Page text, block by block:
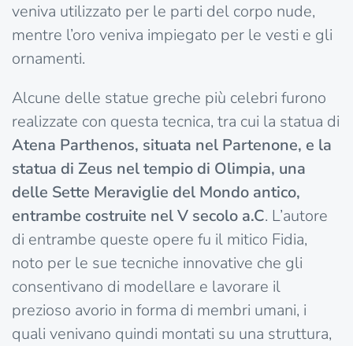
veniva utilizzato per le parti del corpo nude,
mentre l’oro veniva impiegato per le vesti e gli
ornamenti.
Alcune delle statue greche più celebri furono
realizzate con questa tecnica, tra cui la statua di
Atena Parthenos, situata nel Partenone, e la
statua di Zeus nel tempio di Olimpia, una
delle Sette Meraviglie del Mondo antico,
entrambe costruite nel V secolo a.C. L’autore
di entrambe queste opere fu il mitico Fidia,
noto per le sue tecniche innovative che gli
consentivano di modellare e lavorare il
prezioso avorio in forma di membri umani, i
quali venivano quindi montati su una struttura,